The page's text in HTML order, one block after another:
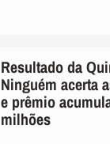
Resultado da
Ninguém acerta
e prêmio
milhões